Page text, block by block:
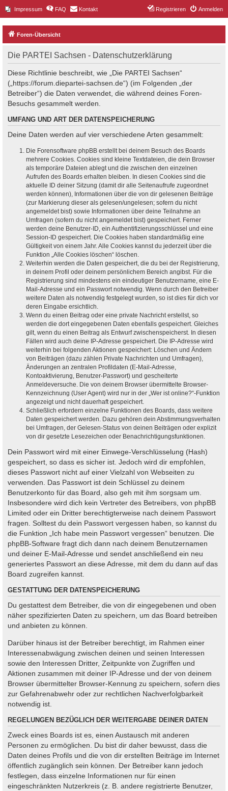
Impressum FAQ Kontakt Anmelden
Registrieren
Foren-Übersicht
Die PARTEI Sachsen - Datenschutzerklärung
Diese Richtlinie beschreibt, wie „Die PARTEI Sachsen“
(„https://forum.diepartei-sachsen.de“) (im Folgenden „der
Betreiber“) die Daten verwendet, die während deines Foren-
Besuchs gesammelt werden.
UMFANG UND ART DER DATENSPEICHERUNG
Deine Daten werden auf vier verschiedene Arten gesammelt:
Die Forensoftware phpBB erstellt bei deinem Besuch des Boards
mehrere Cookies. Cookies sind kleine Textdateien, die dein Browser
als temporäre Dateien ablegt und die zwischen den einzelnen
Aufrufen des Boards erhalten bleiben. In diesen Cookies sind die
aktuelle ID deiner Sitzung (damit dir alle Seitenaufrufe zugeordnet
werden können), Informationen über die von dir gelesenen Beiträge
(zur Markierung dieser als gelesen/ungelesen; sofern du nicht
angemeldet bist) sowie Informationen über deine Teilnahme an
Umfragen (sofern du nicht angemeldet bist) gespeichert. Ferner
werden deine Benutzer-ID, ein Authentifizierungsschlüssel und eine
Session-ID gespeichert. Die Cookies haben standardmäßig eine
Gültigkeit von einem Jahr. Alle Cookies kannst du jederzeit über die
Funktion „Alle Cookies löschen“ löschen.
Weiterhin werden die Daten gespeichert, die du bei der Registrierung,
in deinem Profil oder deinem persönlichem Bereich angibst. Für die
Registrierung sind mindestens ein eindeutiger Benutzername, eine E-
Mail-Adresse und ein Passwort notwendig. Wenn durch den Betreiber
weitere Daten als notwendig festgelegt wurden, so ist dies für dich vor
deren Eingabe ersichtlich.
Wenn du einen Beitrag oder eine private Nachricht erstellst, so
werden die dort eingegebenen Daten ebenfalls gespeichert. Gleiches
gilt, wenn du einen Beitrag als Entwurf zwischenspeicherst. In diesen
Fällen wird auch deine IP-Adresse gespeichert. Die IP-Adresse wird
weiterhin bei folgenden Aktionen gespeichert: Löschen und Ändern
von Beiträgen (dazu zählen Private Nachrichten und Umfragen),
Änderungen an zentralen Profildaten (E-Mail-Adresse,
Kontoaktivierung, Benutzer-Passwort) und gescheiterte
Anmeldeversuche. Die von deinem Browser übermittelte Browser-
Kennzeichnung (User Agent) wird nur in der „Wer ist online?“-Funktion
angezeigt und nicht dauerhaft gespeichert.
Schließlich erfordern einzelne Funktionen des Boards, dass weitere
Daten gespeichert werden. Dazu gehören dein Abstimmungsverhalten
bei Umfragen, der Gelesen-Status von deinen Beiträgen oder explizit
von dir gesetzte Lesezeichen oder Benachrichtigungsfunktionen.
Dein Passwort wird mit einer Einwege-Verschlüsselung (Hash)
gespeichert, so dass es sicher ist. Jedoch wird dir empfohlen,
dieses Passwort nicht auf einer Vielzahl von Webseiten zu
verwenden. Das Passwort ist dein Schlüssel zu deinem
Benutzerkonto für das Board, also geh mit ihm sorgsam um.
Insbesondere wird dich kein Vertreter des Betreibers, von phpBB
Limited oder ein Dritter berechtigterweise nach deinem Passwort
fragen. Solltest du dein Passwort vergessen haben, so kannst du
die Funktion „Ich habe mein Passwort vergessen“ benutzen. Die
phpBB-Software fragt dich dann nach deinem Benutzernamen
und deiner E-Mail-Adresse und sendet anschließend ein neu
generiertes Passwort an diese Adresse, mit dem du dann auf das
Board zugreifen kannst.
GESTATTUNG DER DATENSPEICHERUNG
Du gestattest dem Betreiber, die von dir eingegebenen und oben
näher spezifizierten Daten zu speichern, um das Board betreiben
und anbieten zu können.
Darüber hinaus ist der Betreiber berechtigt, im Rahmen einer
Interessenabwägung zwischen deinen und seinen Interessen
sowie den Interessen Dritter, Zeitpunkte von Zugriffen und
Aktionen zusammen mit deiner IP-Adresse und der von deinem
Browser übermittelter Browser-Kennung zu speichern, sofern dies
zur Gefahrenabwehr oder zur rechtlichen Nachverfolgbarkeit
notwendig ist.
REGELUNGEN BEZÜGLICH DER WEITERGABE DEINER DATEN
Zweck eines Boards ist es, einen Austausch mit anderen
Personen zu ermöglichen. Du bist dir daher bewusst, dass die
Daten deines Profils und die von dir erstellten Beiträge im Internet
öffentlich zugänglich sein können. Der Betreiber kann jedoch
festlegen, dass einzelne Informationen nur für einen
eingeschränkten Nutzerkreis (z. B. andere registrierte Benutzer,